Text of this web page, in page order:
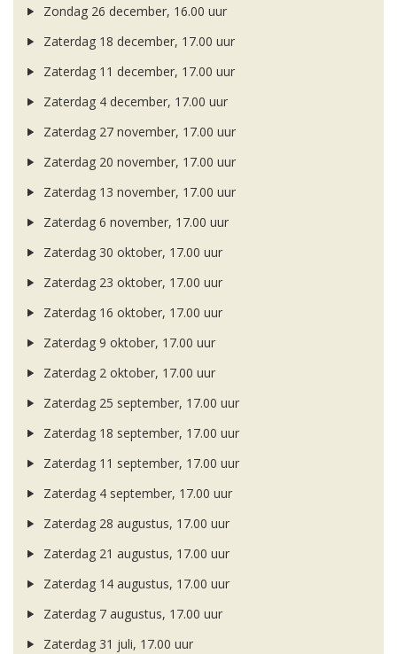
Zondag 26 december, 16.00 uur
Zaterdag 18 december, 17.00 uur
Zaterdag 11 december, 17.00 uur
Zaterdag 4 december, 17.00 uur
Zaterdag 27 november, 17.00 uur
Zaterdag 20 november, 17.00 uur
Zaterdag 13 november, 17.00 uur
Zaterdag 6 november, 17.00 uur
Zaterdag 30 oktober, 17.00 uur
Zaterdag 23 oktober, 17.00 uur
Zaterdag 16 oktober, 17.00 uur
Zaterdag 9 oktober, 17.00 uur
Zaterdag 2 oktober, 17.00 uur
Zaterdag 25 september, 17.00 uur
Zaterdag 18 september, 17.00 uur
Zaterdag 11 september, 17.00 uur
Zaterdag 4 september, 17.00 uur
Zaterdag 28 augustus, 17.00 uur
Zaterdag 21 augustus, 17.00 uur
Zaterdag 14 augustus, 17.00 uur
Zaterdag 7 augustus, 17.00 uur
Zaterdag 31 juli, 17.00 uur